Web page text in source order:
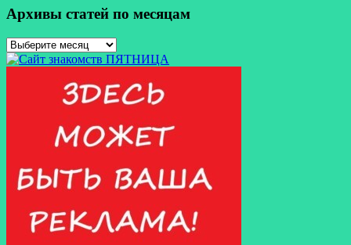
Архивы статей по месяцам
Архивы
статей